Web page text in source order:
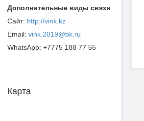
http://vink.kz
vink.2019@bk.ru
+7775 188 77 55
Карта